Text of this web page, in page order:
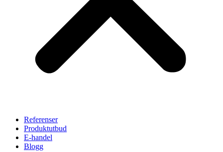
Referenser
Produktutbud
E-handel
Blogg